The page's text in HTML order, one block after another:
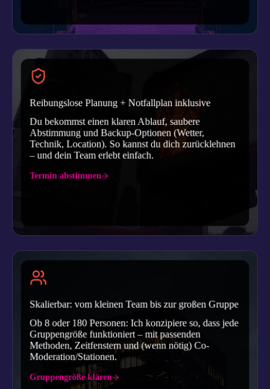
Reibungslose Planung + Notfallplan inklusive
Du bekommst einen klaren Ablauf, saubere
Abstimmung und Backup-Optionen (Wetter,
Technik, Location). So kannst du dich zurücklehnen
– und dein Team erlebt einfach.
Termin abstimmen
Skalierbar: vom kleinen Team bis zur großen Gruppe
Ob 8 oder 180 Personen: Ich konzipiere so, dass jede
Gruppengröße funktioniert – mit passenden
Methoden, Zeitfenstern und (wenn nötig) Co-
Moderation/Stationen.
Gruppengröße klären